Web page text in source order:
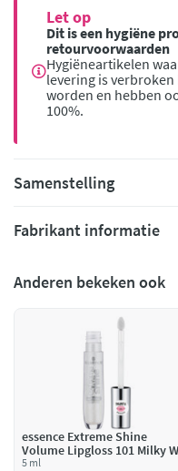
Let op
Dit is een hygiëne
retourvoorwaarden
Hygiëneartikelen
levering is
worden en hebben
100%.
Samenstelling
Fabrikant informatie
Anderen bekeken ook
essence Extreme Shine
Volume Lipgloss 101 Milky
5 ml